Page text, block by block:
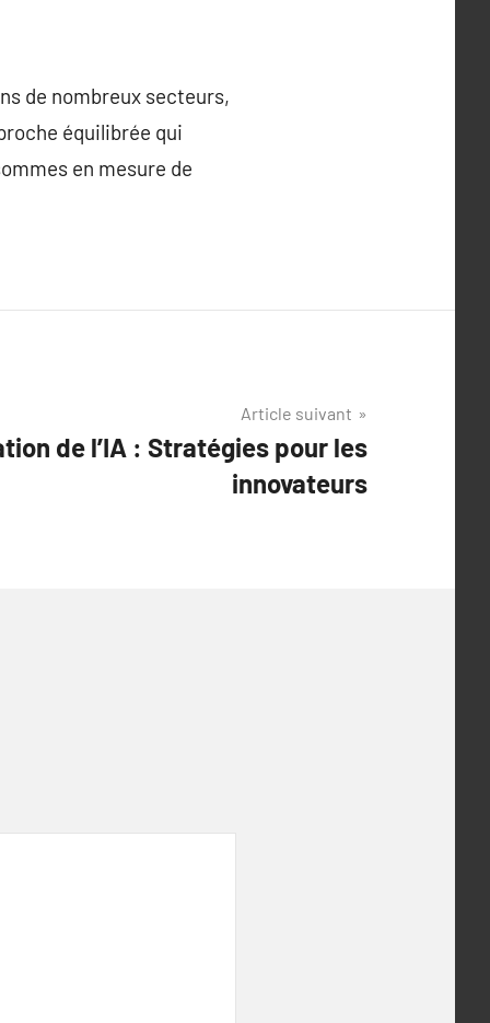
de nombreux secteurs,
équilibrée qui
en mesure de
Article suivant
de l’IA : Stratégies pour les
innovateurs